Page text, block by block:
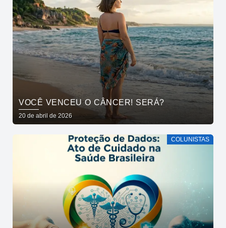
VOCÊ VENCEU O CÂNCER! SERÁ?
20 de abril de 2026
COLUNISTAS